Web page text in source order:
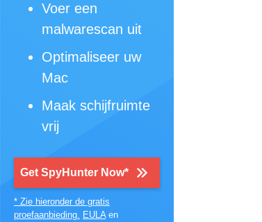
Voer een
malwarescan uit
Optimaliseer uw
Mac
Maak schijfruimte
vrij
Get SpyHunter Now*
* Zie hieronder de gratis
proefaanbieding. EULAen